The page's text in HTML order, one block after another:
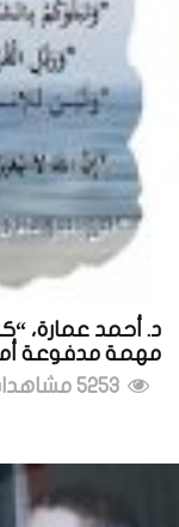
د. أحمد عمارة،
مهمة مدفوعة